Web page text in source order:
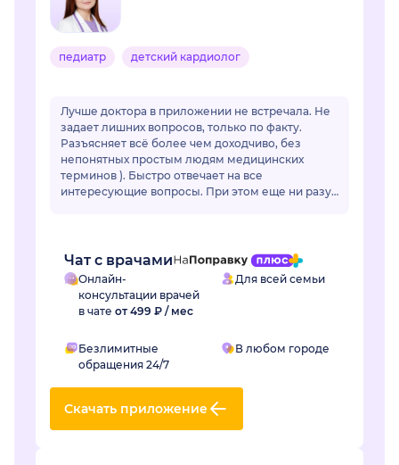
педиатр детский кардиолог
Лучше доктора в приложении не встречала. Не
задает лишних вопросов, только по факту.
Разъясняет всё более чем доходчиво, без
непонятных простым людям медицинских
терминов ). Быстро отвечает на все
интересующие вопросы. При этом еще ни разу
Чат с врачами
Онлайн-
консультации врачей
в чате от 499 ₽ / мес
Для всей семьи
Безлимитные
обращения 24/7
В любом городе
Скачать приложение